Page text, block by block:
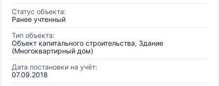
Статус объекта:
Ранее учтенный
Тип объекта:
Объект капитального строительства, Здание
(Многоквартирный дом)
Дата постановки на учёт:
07.09.2018